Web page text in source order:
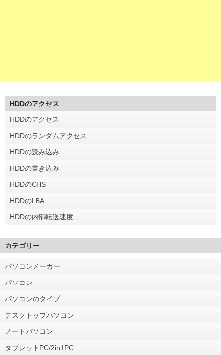
HDDのアクセス
HDDのアクセス
HDDのランダムアクセス
HDDの読み込み
HDDの書き込み
HDDのCHS
HDDのLBA
HDDの内部転送速度
カテゴリー
パソコンメーカー
パソコン
パソコンのタイプ
デスクトップパソコン
ノートパソコン
タブレットPC/2in1PC